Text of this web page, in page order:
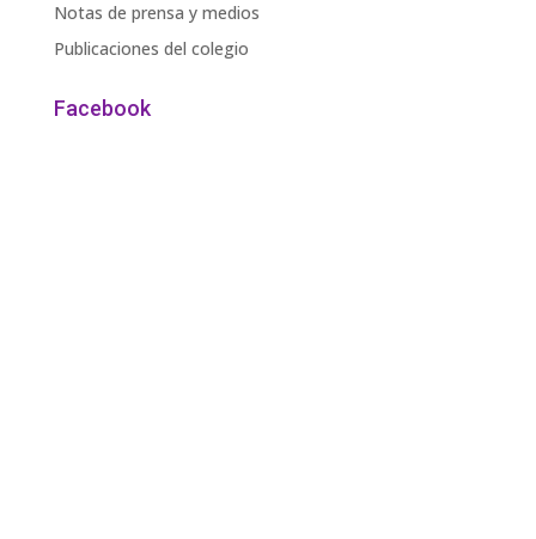
Notas de prensa y medios
Publicaciones del colegio
Facebook